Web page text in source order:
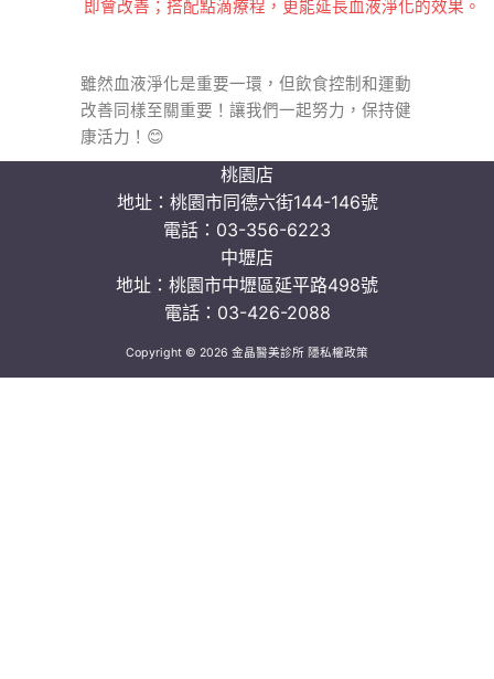
即會改善；搭配點滴療程，更能延長血液淨化的效果。
雖然血液淨化是重要一環，但飲食控制和運動
改善同樣至關重要！讓我們一起努力，保持健
康活力！ 😊
桃園店
地址： 桃園市同德六街144-146號
電話： 03-356-6223
中壢店
地址： 桃園市中壢區延平路498號
電話： 03-426-2088
Copyright © 2026 金晶醫美診所 隱私權政策